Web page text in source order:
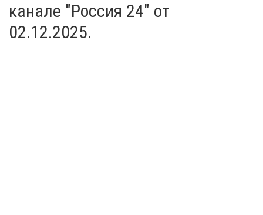
канале "Россия 24" от
02.12.2025.